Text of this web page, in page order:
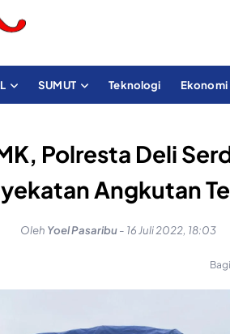
SUMUT Teknologi Ekonomi
Polresta Deli
Angkutan
Oleh Yoel Pasaribu- 16 Juli 2022, 18:03